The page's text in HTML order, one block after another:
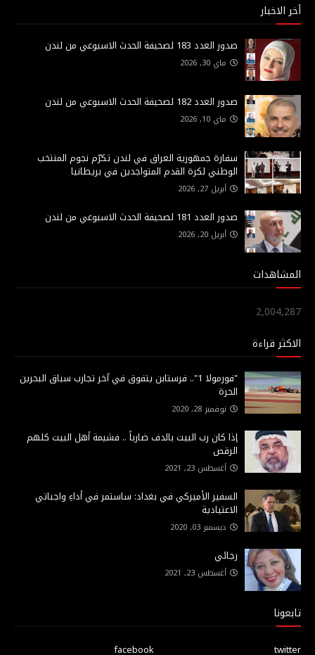
أخر الاخبار
صدور العدد 183 لصحيفة الحدث الاسبوعي من لندن
ماي 30, 2026
صدور العدد 182 لصحيفة الحدث الاسبوعي من لندن
ماي 10, 2026
سفارة جمهورية العراق في لندن تكرّم نجوم المنتخب
الوطني لكرة القدم المتواجدين في بريطانيا
أبريل 27, 2026
صدور العدد 181 لصحيفة الحدث الاسبوعي من لندن
أبريل 20, 2026
المشاهدات
2,004,287
الاكثر قراءة
"فورمولا 1".. فرستابن يتفوق في آخر تجارب سباق البحرين
الحرة
نوفمبر 28, 2020
إذا كان رب البيت بالدف ضارباً .. فشيمة أهل البيت كلهم
الرقص
أغسطس 23, 2021
السفير الأميركي في بغداد: ساستمر في أداءِ واجباتي
الاعتيادية
ديسمبر 03, 2020
رجائي
أغسطس 23, 2021
تابعونا
facebook twitter